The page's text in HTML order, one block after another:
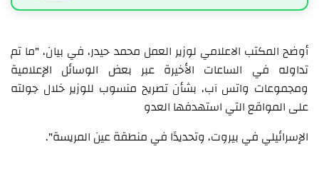
أوضح المكتب الاعلامي لوزير العمل محمد حيدر، في بيان، "ما تم
تداوله في الساعات الأخيرة عبر بعض الوسائل الإعلامية
ومجموعات واتس آب، بشأن تصريح منسوب للوزير خلال جولته
على المواقع التي استهدفها العدو
الإسرائيلي في بيروت، وتحديدًا في منطقة عين المريسة".